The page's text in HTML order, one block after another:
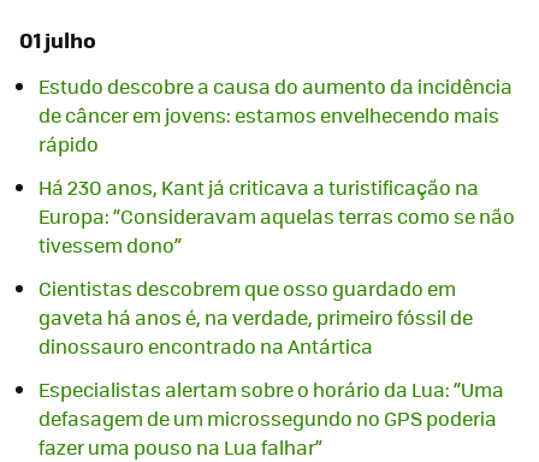
01 julho
Estudo descobre a causa do aumento da incidência
de câncer em jovens: estamos envelhecendo mais
rápido
Há 230 anos, Kant já criticava a turistificação na
Europa: “Consideravam aquelas terras como se não
tivessem dono”
Cientistas descobrem que osso guardado em
gaveta há anos é, na verdade, primeiro fóssil de
dinossauro encontrado na Antártica
Especialistas alertam sobre o horário da Lua: “Uma
defasagem de um microssegundo no GPS poderia
fazer uma pouso na Lua falhar”